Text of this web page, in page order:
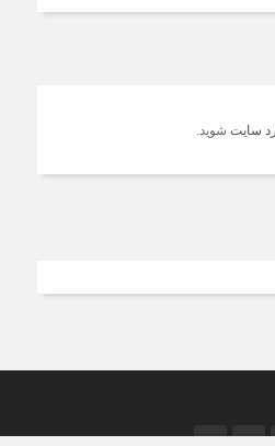
سایت شوید.